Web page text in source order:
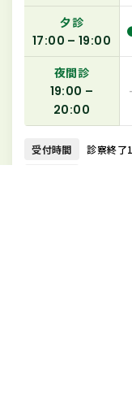
夕診
17:00 – 19:00
夜間診
19:00 –
20:00
受付時間
診察終了